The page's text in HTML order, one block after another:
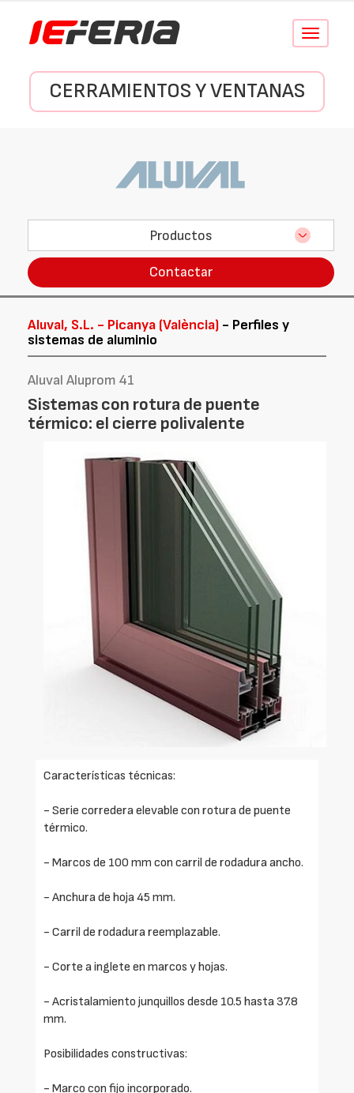
Conmutar
CERRAMIENTOS Y VENTANAS
Productos
Contactar
Aluval, S.L. - Picanya (València) - Perfiles y
sistemas de aluminio
Aluval Aluprom 41
Sistemas con rotura de puente
térmico: el cierre polivalente
Características técnicas:
- Serie corredera elevable con rotura de puente
térmico.
- Marcos de 100 mm con carril de rodadura ancho.
- Anchura de hoja 45 mm.
- Carril de rodadura reemplazable.
- Corte a inglete en marcos y hojas.
- Acristalamiento junquillos desde 10.5 hasta 37.8
mm.
Posibilidades constructivas:
- Marco con fijo incorporado.